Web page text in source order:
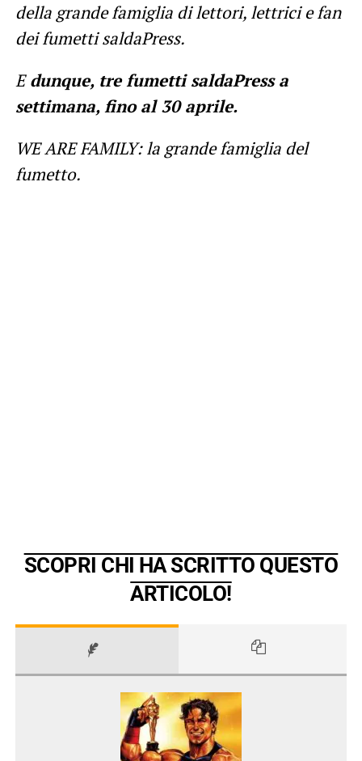
della grande famiglia di lettori, lettrici e fan
dei fumetti saldaPress.
Edunque, tre fumetti saldaPress a
settimana, fino al 30 aprile.
WE ARE FAMILY: la grande famiglia del
fumetto.
SCOPRI CHI HA SCRITTO QUESTO
ARTICOLO!